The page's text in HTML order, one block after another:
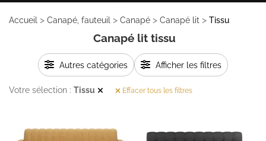
Accueil > Canapé, fauteuil > Canapé > Canapé lit > Tissu
Canapé lit tissu
Votre sélection : Tissu Effacer tous les filtres
Autres catégories Afficher les filtres